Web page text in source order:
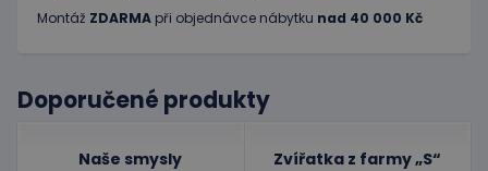
Montáž ZDARMA při objednávce nábytku nad 40 000 Kč
Doporučené produkty
Naše smysly Zvířatka z farmy „S“